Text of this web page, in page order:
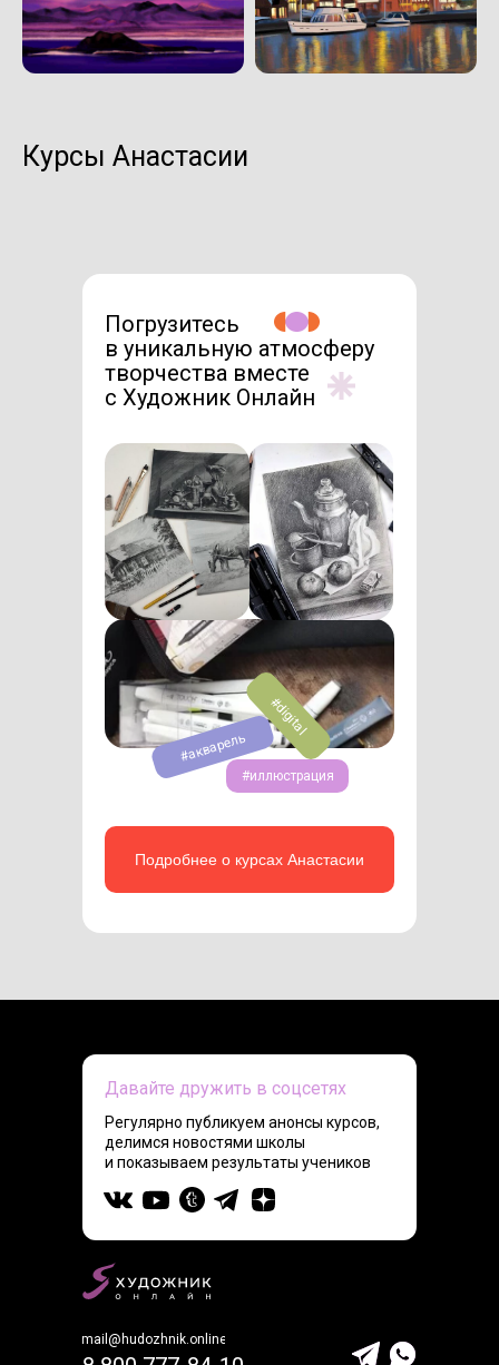
Курсы Анастасии
Погрузитесь
в уникальную атмосферу
творчества вместе
с Художник Онлайн
#digital
Подробнее о курсах Анастасии
#иллюстрация
#акварель
Давайте дружить в соцсетях
mail@hudozhnik.online
Регулярно публикуем анонсы курсов,
делимся новостями школы
и показываем результаты учеников